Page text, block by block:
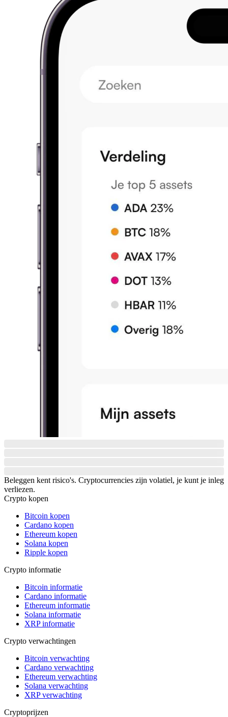
Beleggen kent risico's. Cryptocurrencies zijn volatiel, je kunt je inleg
verliezen.
Crypto kopen
Bitcoin kopen
Cardano kopen
Ethereum kopen
Solana kopen
Ripple kopen
Crypto informatie
Bitcoin informatie
Cardano informatie
Ethereum informatie
Solana informatie
XRP informatie
Crypto verwachtingen
Bitcoin verwachting
Cardano verwachting
Ethereum verwachting
Solana verwachting
XRP verwachting
Cryptoprijzen